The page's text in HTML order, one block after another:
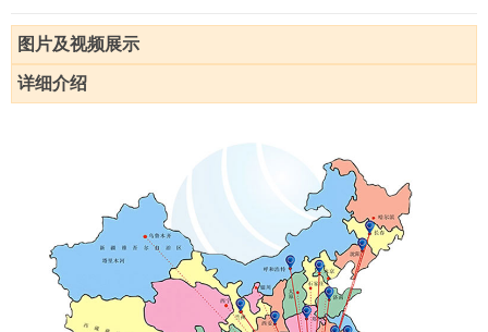
图片及视频展示
详细介绍